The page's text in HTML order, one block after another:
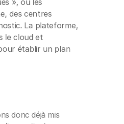
», où les
des centres
La plateforme,
le cloud et
établir un plan
donc déjà mis